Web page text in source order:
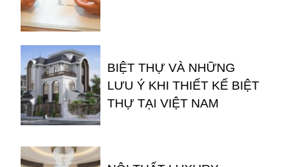
BIỆT THỰ VÀ NHỮNG
LƯU Ý KHI THIẾT KẾ BIỆT
THỰ TẠI VIỆT NAM